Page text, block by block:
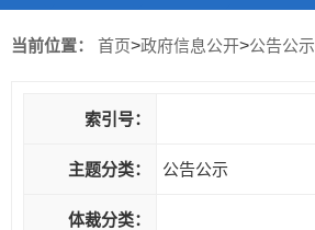
当前位置： 首页>政府信息公开>公告公示
索引号：
主题分类： 公告公示
体裁分类：